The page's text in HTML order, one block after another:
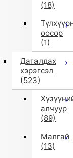
(18)
оосор
(1)
Дагалдах
хэрэгсэл
(523)
алчуур
(89)
Малгай
(13)